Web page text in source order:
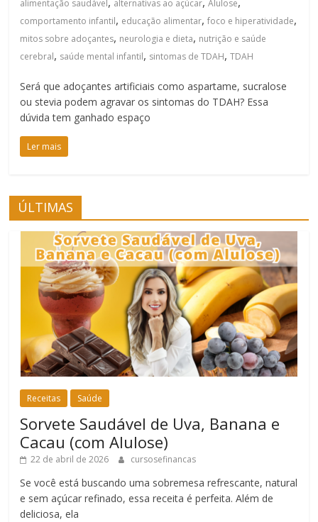
alimentação saudável alternativas ao açúcar Alulose
comportamento infantil, educação alimentar,foco e hiperatividade,
mitos sobre adoçantes, neurologia e dieta, nutrição e saúde
cerebral, saúde mental infantil, sintomas de TDAH,TDAH
Será que adoçantes artificiais como aspartame, sucralose
ou stevia podem agravar os sintomas do TDAH? Essa
dúvida tem ganhado espaço
Ler mais
ÚLTIMAS
Receitas Saúde
Sorvete Saudável de Uva, Banana e
Cacau (com Alulose)
22 de abril de 2026 cursosefinancas
Se você está buscando uma sobremesa refrescante, natural
e sem açúcar refinado, essa receita é perfeita. Além de
deliciosa, ela